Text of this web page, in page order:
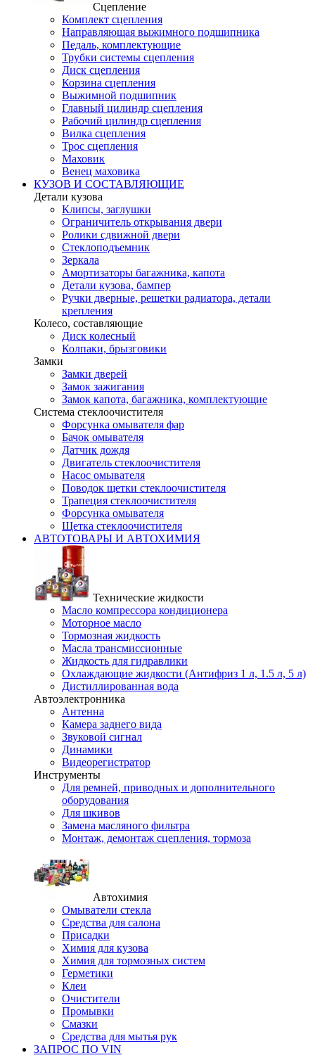
Сцепление
Комплект сцепления
Направляющая выжимного подшипника
Педаль, комплектующие
Трубки системы сцепления
Диск сцепления
Корзина сцепления
Выжимной подшипник
Главный цилиндр сцепления
Рабочий цилиндр сцепления
Вилка сцепления
Трос сцепления
Маховик
Венец маховика
КУЗОВ И СОСТАВЛЯЮЩИЕ
Детали кузова
Клипсы, заглушки
Ограничитель открывания двери
Ролики сдвижной двери
Стеклоподъемник
Зеркала
Амортизаторы багажника, капота
Детали кузова, бампер
Ручки дверные, решетки радиатора, детали
крепления
Колесо, составляющие
Диск колесный
Колпаки, брызговики
Замки
Замки дверей
Замок зажигания
Замок капота, багажника, комплектующие
Система стеклоочистителя
Форсунка омывателя фар
Бачок омывателя
Датчик дождя
Двигатель стеклоочистителя
Насос омывателя
Поводок щетки стеклоочистителя
Трапеция стеклоочистителя
Форсунка омывателя
Щетка стеклоочистителя
АВТОТОВАРЫ И АВТОХИМИЯ
Технические жидкости
Масло компрессора кондиционера
Моторное масло
Тормозная жидкость
Масла трансмиссионные
Жидкость для гидравлики
Охлаждающие жидкости (Антифриз 1 л, 1.5 л, 5 л)
Дистиллированная вода
Автоэлектронника
Антенна
Камера заднего вида
Звуковой сигнал
Динамики
Видеорегистратор
Инструменты
Для ремней, приводных и дополнительного
оборудования
Для шкивов
Замена масляного фильтра
Монтаж, демонтаж сцепления, тормоза
Автохимия
Омыватели стекла
Средства для салона
Присадки
Химия для кузова
Химия для тормозных систем
Герметики
Клеи
Очистители
Промывки
Смазки
Средства для мытья рук
ЗАПРОС ПО VIN